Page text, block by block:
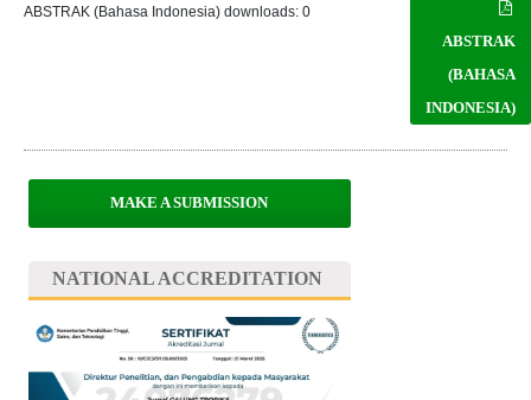
ABSTRAK
(BAHASA
INDONESIA)
ABSTRAK (Bahasa Indonesia) downloads: 0
MAKE A SUBMISSION
NATIONAL ACCREDITATION